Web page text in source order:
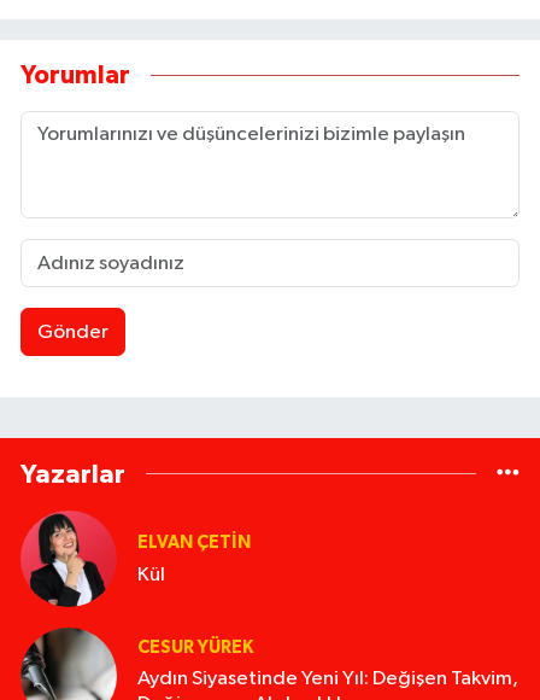
Yorumlar
Gönder
Yazarlar
ELVAN ÇETIN
Kül
CESUR YÜREK
Aydın Siyasetinde Yeni Yıl: Değişen Takvim,